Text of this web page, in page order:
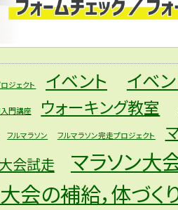
ジェクト イベント イベ
門講座 ウォーキング教室
フルマラソン フルマラソン完走プロジェクト
会試走
マラソン大
会の補給，体づ